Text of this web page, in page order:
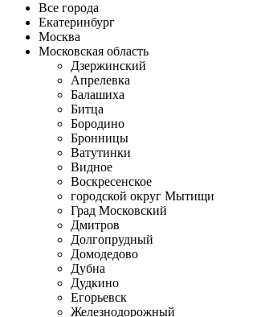
Все города
Екатеринбург
Москва
Московская область
Дзержинский
Апрелевка
Балашиха
Битца
Бородино
Бронницы
Ватутинки
Видное
Воскресенское
городской округ Мытищи
Град Московский
Дмитров
Долгопрудный
Домодедово
Дубна
Дудкино
Егорьевск
Железнодорожный